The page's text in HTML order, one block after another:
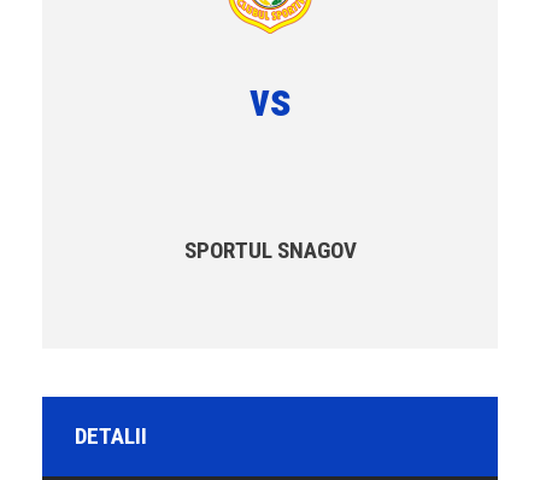
vs
SPORTUL SNAGOV
DETALII